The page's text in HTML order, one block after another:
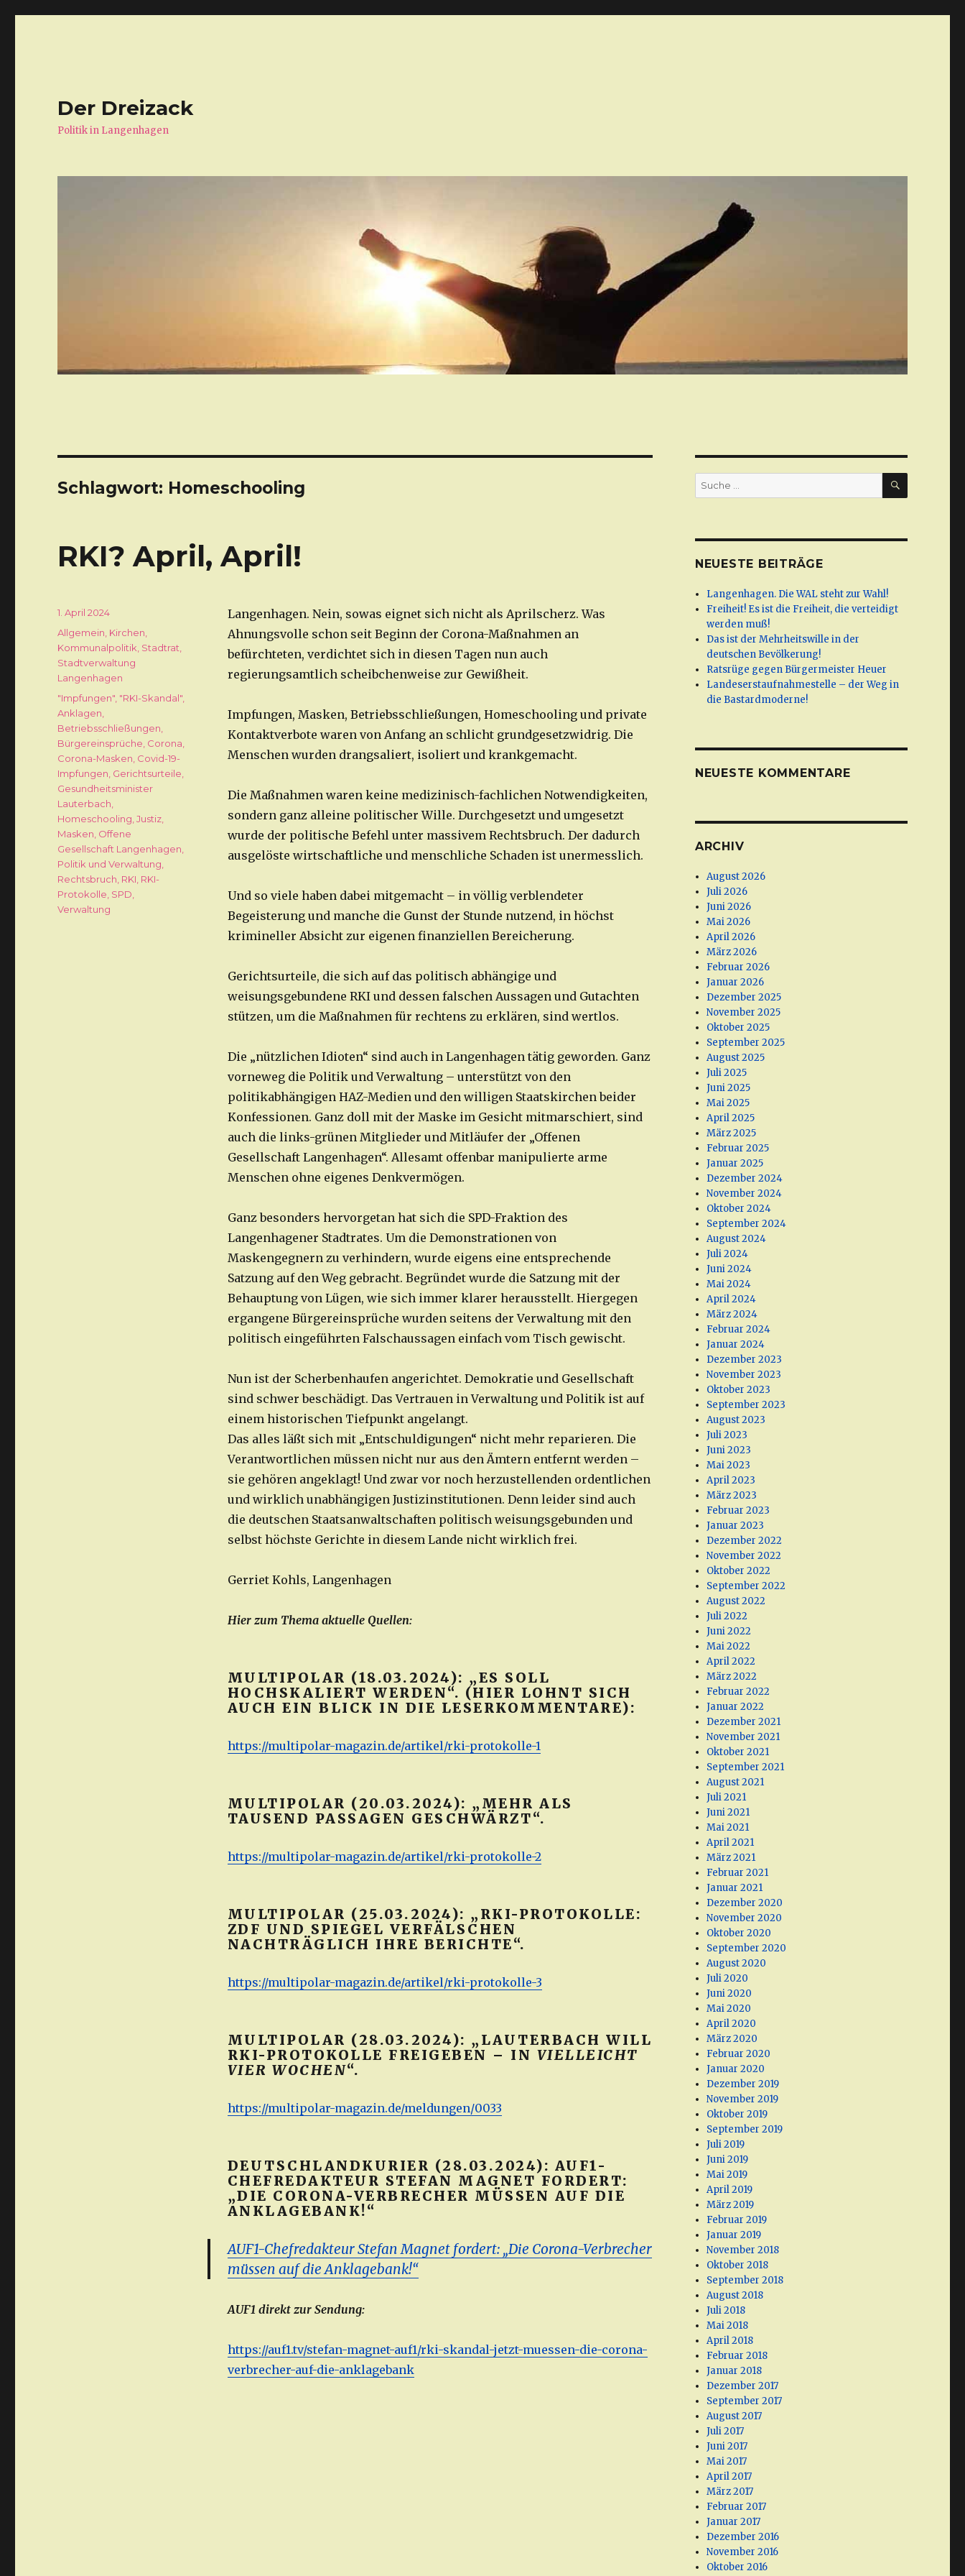
Der Dreizack
Politik in Langenhagen
Schlagwort: Homeschooling
RKI? April, April!
Langenhagen. Nein, sowas eignet sich nicht als Aprilscherz. Was
Ahnungsvolle schon seit Beginn der Corona-Maßnahmen an
befürchteten, verdichtet sich in diesen Tagen nun auch
regierungsamtlich scheibchenweise zur Gewißheit.
Impfungen, Masken, Betriebsschließungen, Homeschooling und private
Kontaktverbote waren von Anfang an schlicht grundgesetzwidrig. Die
Menschen wurden drangsaliert, isoliert und krankgemacht.
Die Maßnahmen waren keine medizinisch-fachlichen Notwendigkeiten,
sondern ganz alleine politischer Wille. Durchgesetzt und umgesetzt
wurde der politische Befehl unter massivem Rechtsbruch. Der dadurch
ausgelöste wirtschaftliche und menschliche Schaden ist unermesslich.
Und so viele haben dabei mitgemacht – in völlig verblendeter
Begeisterung und manche die Gunst der Stunde nutzend, in höchst
krimineller Absicht zur eigenen finanziellen Bereicherung.
Gerichtsurteile, die sich auf das politisch abhängige und
weisungsgebundene RKI und dessen falschen Aussagen und Gutachten
stützen, um die Maßnahmen für rechtens zu erklären, sind wertlos.
Die „nützlichen Idioten“ sind auch in Langenhagen tätig geworden. Ganz
vorneweg die Politik und Verwaltung – unterstützt von den
politikabhängigen HAZ-Medien und den willigen Staatskirchen beider
Konfessionen. Ganz doll mit der Maske im Gesicht mitmarschiert, sind
auch die links-grünen Mitglieder und Mitläufer der „Offenen
Gesellschaft Langenhagen“. Allesamt offenbar manipulierte arme
Menschen ohne eigenes Denkvermögen.
Ganz besonders hervorgetan hat sich die SPD-Fraktion des
Langenhagener Stadtrates. Um die Demonstrationen von
Maskengegnern zu verhindern, wurde eigens eine entsprechende
Satzung auf den Weg gebracht. Begründet wurde die Satzung mit der
Behauptung von Lügen, wie sich immer klarer herausstellt. Hiergegen
ergangene Bürgereinsprüche wurden seitens der Verwaltung mit den
politisch eingeführten Falschaussagen einfach vom Tisch gewischt.
Nun ist der Scherbenhaufen angerichtet. Demokratie und Gesellschaft
sind schwer beschädigt. Das Vertrauen in Verwaltung und Politik ist auf
einem historischen Tiefpunkt angelangt.
Das alles läßt sich mit „Entschuldigungen“ nicht mehr reparieren. Die
Verantwortlichen müssen nicht nur aus den Ämtern entfernt werden –
sie gehören angeklagt! Und zwar vor noch herzustellenden ordentlichen
und wirklich unabhängigen Justizinstitutionen. Denn leider sind auch
die deutschen Staatsanwaltschaften politisch weisungsgebunden und
selbst höchste Gerichte in diesem Lande nicht wirklich frei.
Gerriet Kohls, Langenhagen
Hier zum Thema aktuelle Quellen:
MULTIPOLAR (18.03.2024): „ES SOLL
HOCHSKALIERT WERDEN“. (HIER LOHNT SICH
AUCH EIN BLICK IN DIE LESERKOMMENTARE):
https://multipolar-magazin.de/artikel/rki-protokolle-1
MULTIPOLAR (20.03.2024): „MEHR ALS
TAUSEND PASSAGEN GESCHWÄRZT“.
https://multipolar-magazin.de/artikel/rki-protokolle-2
MULTIPOLAR (25.03.2024): „RKI-PROTOKOLLE:
ZDF UND SPIEGEL VERFÄLSCHEN
NACHTRÄGLICH IHRE BERICHTE“.
https://multipolar-magazin.de/artikel/rki-protokolle-3
MULTIPOLAR (28.03.2024): „LAUTERBACH WILL
RKI-PROTOKOLLE FREIGEBEN – IN VIELLEICHT
VIER WOCHEN“.
https://multipolar-magazin.de/meldungen/0033
DEUTSCHLANDKURIER (28.03.2024): AUF1-
CHEFREDAKTEUR STEFAN MAGNET FORDERT:
„DIE CORONA-VERBRECHER MÜSSEN AUF DIE
ANKLAGEBANK!“
AUF1-Chefredakteur Stefan Magnet fordert: „Die Corona-Verbrecher
müssen auf die Anklagebank!“
AUF1 direkt zur Sendung:
https://auf1.tv/stefan-magnet-auf1/rki-skandal-jetzt-muessen-die-corona-
verbrecher-auf-die-anklagebank
Veröffentlicht
am
1. April 2024
Kategorien
Allgemein Kirchen
Kommunalpolitik Stadtrat
Stadtverwaltung
Langenhagen
Schlagwörter
"Impfungen" "RKI-Skandal"
Anklagen
Betriebsschließungen
Bürgereinsprüche Corona
Corona-Masken Covid-19-
Impfungen Gerichtsurteile
Gesundheitsminister
Lauterbach
Homeschooling ,Justiz
Masken Offene
Gesellschaft Langenhagen
Politik und Verwaltung
Rechtsbruch RKI RKI-
Protokolle SPD
Verwaltung
Suche
nach:
SUCHE
NEUESTE BEITRÄGE
Langenhagen. Die WAL steht zur Wahl!
Freiheit! Es ist die Freiheit, die verteidigt
werden muß!
Das ist der Mehrheitswille in der
deutschen Bevölkerung!
Ratsrüge gegen Bürgermeister Heuer
Landeserstaufnahmestelle – der Weg in
die Bastardmoderne!
NEUESTE KOMMENTARE
ARCHIV
August 2026
Juli 2026
Juni 2026
Mai 2026
April 2026
März 2026
Februar 2026
Januar 2026
Dezember 2025
November 2025
Oktober 2025
September 2025
August 2025
Juli 2025
Juni 2025
Mai 2025
April 2025
März 2025
Februar 2025
Januar 2025
Dezember 2024
November 2024
Oktober 2024
September 2024
August 2024
Juli 2024
Juni 2024
Mai 2024
April 2024
März 2024
Februar 2024
Januar 2024
Dezember 2023
November 2023
Oktober 2023
September 2023
August 2023
Juli 2023
Juni 2023
Mai 2023
April 2023
März 2023
Februar 2023
Januar 2023
Dezember 2022
November 2022
Oktober 2022
September 2022
August 2022
Juli 2022
Juni 2022
Mai 2022
April 2022
März 2022
Februar 2022
Januar 2022
Dezember 2021
November 2021
Oktober 2021
September 2021
August 2021
Juli 2021
Juni 2021
Mai 2021
April 2021
März 2021
Februar 2021
Januar 2021
Dezember 2020
November 2020
Oktober 2020
September 2020
August 2020
Juli 2020
Juni 2020
Mai 2020
April 2020
März 2020
Februar 2020
Januar 2020
Dezember 2019
November 2019
Oktober 2019
September 2019
Juli 2019
Juni 2019
Mai 2019
April 2019
März 2019
Februar 2019
Januar 2019
November 2018
Oktober 2018
September 2018
August 2018
Juli 2018
Mai 2018
April 2018
Februar 2018
Januar 2018
Dezember 2017
September 2017
August 2017
Juli 2017
Juni 2017
Mai 2017
April 2017
März 2017
Februar 2017
Januar 2017
Dezember 2016
November 2016
Oktober 2016